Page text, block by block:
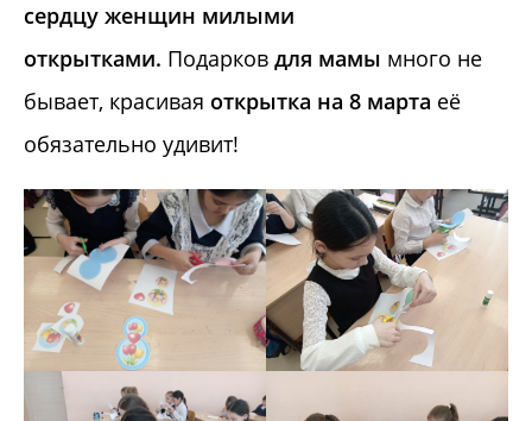
сердцу женщин милыми
открытками. Подарков для мамы много не
бывает, красивая открытка на 8 марта её
обязательно удивит!